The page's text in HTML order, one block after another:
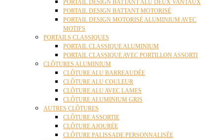
PORTAIL DESIGN BATTANT ALU DEUX VANTAUX
PORTAIL DESIGN BATTANT MOTORISÉ
PORTAIL DESIGN MOTORISÉ ALUMINIUM AVEC
MOTIFS
PORTAILS CLASSIQUES
PORTAIL CLASSIQUE ALUMINIUM
PORTAIL CLASSIQUE AVEC PORTILLON ASSORTI
CLÔTURES ALUMINIUM
CLÔTURE ALU BARREAUDÉE
CLÔTURE ALU COULEUR
CLÔTURE ALU AVEC LAMES
CLÔTURE ALUMINIUM GRIS
AUTRES CLÔTURES
CLÔTURE ASSORTIE
CLÔTURE AJOURÉE
CLÔTURE PALISSADE PERSONNALISÉE